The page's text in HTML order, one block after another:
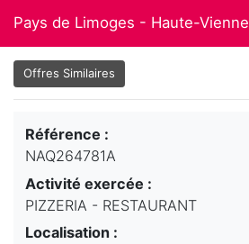
Pays de Limoges - Haute-Vienne
Offres Similaires
Référence :
NAQ264781A
Activité exercée :
PIZZERIA - RESTAURANT
Localisation :